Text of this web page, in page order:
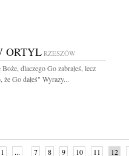
ORTYL RZESZÓW
dlaczego Go zabrałeś, lecz
że Go dałeś" Wyrazy...
1 ... 7 8 9 10 11 12